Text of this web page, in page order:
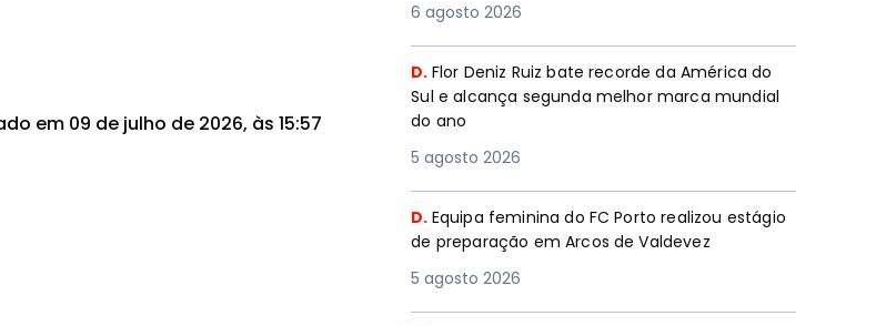
em 09 de julho de 2026, às 15:57
6 agosto 2026
D. Flor Deniz Ruiz bate recorde da América do
Sul e alcança segunda melhor marca mundial
do ano
5 agosto 2026
D. Equipa feminina do FC Porto realizou estágio
de preparação em Arcos de Valdevez
5 agosto 2026